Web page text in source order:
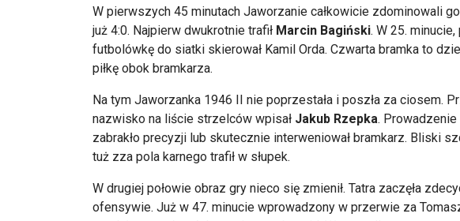
W pierwszych 45 minutach Jaworzanie całkowicie zdominowali
już 4:0. Najpierw dwukrotnie trafił Marcin Bagiński. W 25.
futbolówkę do siatki skierował Kamil Orda. Czwarta bramka to
piłkę obok bramkarza.
Na tym Jaworzanka 1946 II nie poprzestała i poszła za ciosem.
nazwisko na liście strzelców wpisał Jakub Rzepka.
zabrakło precyzji lub skutecznie interweniował bramkarz. Bliski
tuż zza pola karnego trafił w słupek.
W drugiej połowie obraz gry nieco się zmienił. Tatra zaczęła
ofensywie. Już w 47. minucie wprowadzony w przerwie za